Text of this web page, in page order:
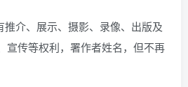
介、展示、摄影、录像、出版及
宣传等权利，署作者姓名，但不再